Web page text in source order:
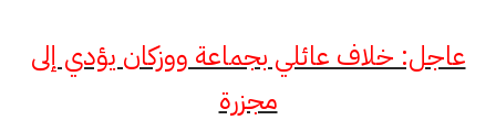
عاجل: خلاف عائلي بجماعة ووزكان يؤدي إلى
مجزرة